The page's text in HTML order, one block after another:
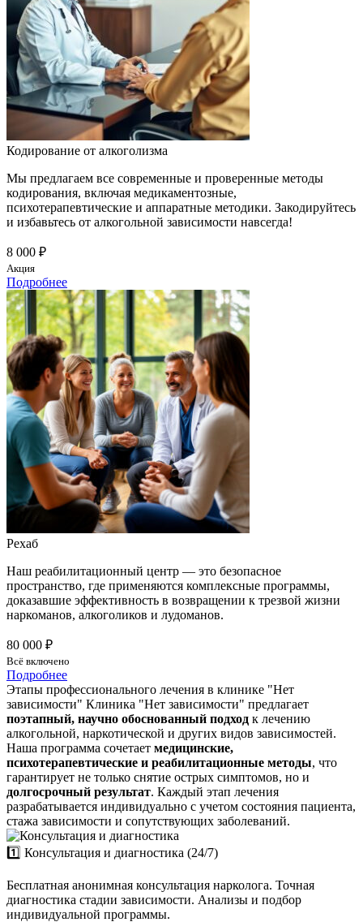
Кодирование от алкоголизма
Мы предлагаем все современные и проверенные методы
кодирования, включая медикаментозные,
психотерапевтические и аппаратные методики. Закодируйтесь
и избавьтесь от алкогольной зависимости навсегда!
8 000 ₽
Акция
Подробнее
Рехаб
Наш реабилитационный центр — это безопасное
пространство, где применяются комплексные программы,
доказавшие эффективность в возвращении к трезвой жизни
наркоманов, алкоголиков и лудоманов.
80 000 ₽
Всё включено
Подробнее
Этапы профессионального лечения в клинике "Нет
зависимости" Клиника "Нет зависимости" предлагает
поэтапный, научно обоснованный подход к лечению
алкогольной, наркотической и других видов зависимостей.
Наша программа сочетает медицинские,
психотерапевтические и реабилитационные методы, что
гарантирует не только снятие острых симптомов, но и
долгосрочный результат. Каждый этап лечения
разрабатывается индивидуально с учетом состояния пациента,
стажа зависимости и сопутствующих заболеваний.
1️⃣ Консультация и диагностика (24/7)
Бесплатная анонимная консультация нарколога. Точная
диагностика стадии зависимости. Анализы и подбор
индивидуальной программы.